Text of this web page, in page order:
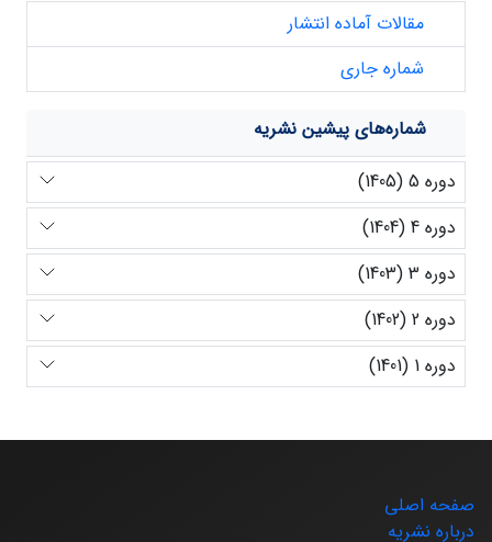
مقالات آماده انتشار
شماره جاری
شماره‌های پیشین نشریه
دوره 5 (1405)
دوره 4 (1404)
دوره 3 (1403)
دوره 2 (1402)
دوره 1 (1401)
صفحه اصلی
درباره نشریه